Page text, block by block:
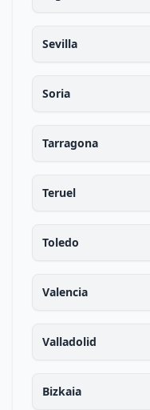
Sevilla
Soria
Tarragona
Teruel
Toledo
Valencia
Valladolid
Bizkaia